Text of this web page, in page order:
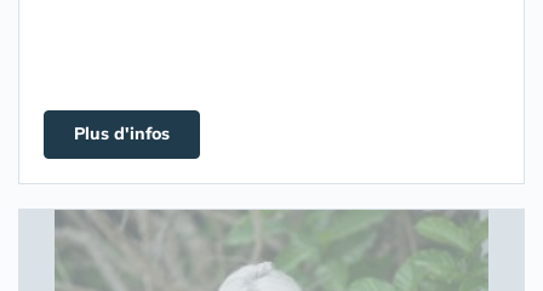
Plus d'infos